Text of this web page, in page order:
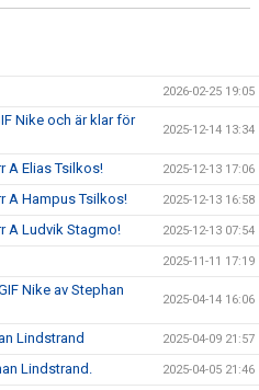
2026-02-25 19:05
Nike och är klar för
2025-12-14 13:34
A Elias Tsilkos! 2025-12-13 17:06
A Hampus Tsilkos! 2025-12-13 16:58
A Ludvik Stagmo! 2025-12-13 07:54
2025-11-11 17:19
Nike av Stephan
2025-04-14 16:06
Lindstrand 2025-04-09 21:57
Lindstrand. 2025-04-05 21:46